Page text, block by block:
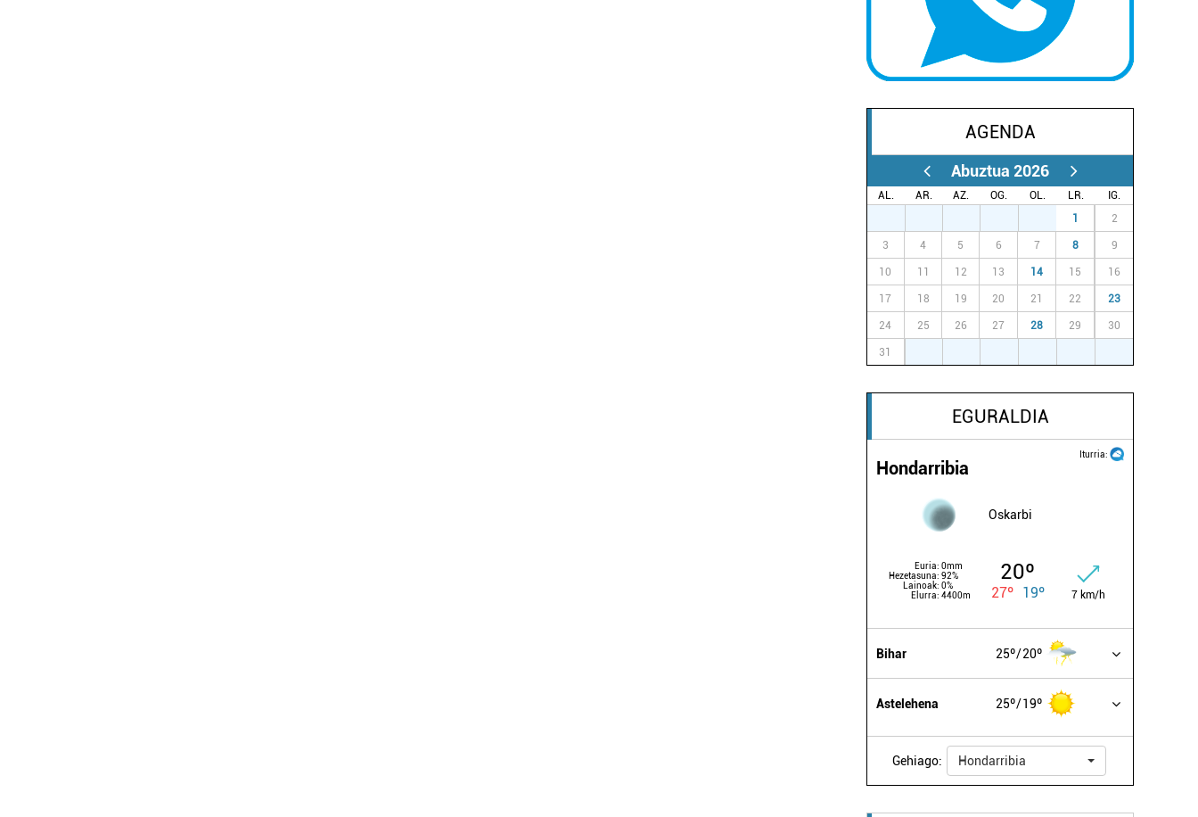
AGENDA
Abuztua 2026
AL. AR. AZ. OG. OL. LR.
IG.
1 2
3 4 5 6 7 8 9
10 11 12 13 14 15 16
17 18 19 20 21 22 23
24 25 26 27 28 29 30
31
EGURALDIA
Iturria:
Hondarribia
Oskarbi
Euria: 0mm
Hezetasuna: 92%
Lainoak: 0%
Elurra: 4400m
20º
27º 19º 7 km/h
Bihar 25º 20º
Astelehena 25º 19º
Gehiago: Hondarribia